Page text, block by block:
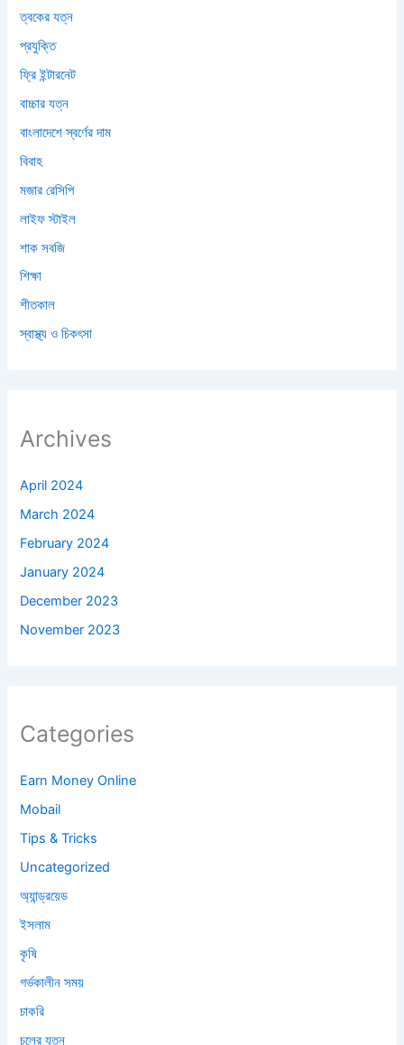
ত্বকের যত্ন
প্রযুক্তি
ফ্রি ইন্টারনেট
বাচ্চার যত্ন
বাংলাদেশে স্বর্ণের দাম
বিবাহ
মজার রেসিপি
লাইফ স্টাইল
শাক সবজি
শিক্ষা
শীতকাল
স্বাস্থ্য ও চিকৎসা
Archives
April 2024
March 2024
February 2024
January 2024
December 2023
November 2023
Categories
Earn Money Online
Mobail
Tips & Tricks
Uncategorized
অ্যান্ড্রয়েড
ইসলাম
কৃষি
গর্ভকালীন সময়
চাকরি
চুলের যত্ন